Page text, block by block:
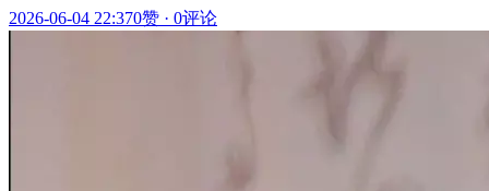
2026-06-04 22:370赞 · 0评论